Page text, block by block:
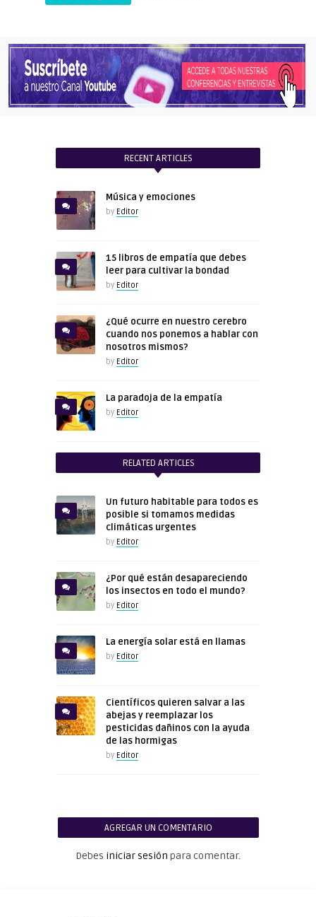
RECENT ARTICLES
Música y emociones
by Editor
15 libros de empatía que debes
leer para cultivar la bondad
by Editor
¿Qué ocurre en nuestro cerebro
cuando nos ponemos a hablar con
nosotros mismos?
by Editor
La paradoja de la empatía
by Editor
RELATED ARTICLES
Un futuro habitable para todos es
posible si tomamos medidas
climáticas urgentes
by Editor
¿Por qué están desapareciendo
los insectos en todo el mundo?
by Editor
La energía solar está en llamas
by Editor
Científicos quieren salvar a las
abejas y reemplazar los
pesticidas dañinos con la ayuda
de las hormigas
by Editor
AGREGAR UN COMENTARIO
Debes iniciar sesión para comentar.